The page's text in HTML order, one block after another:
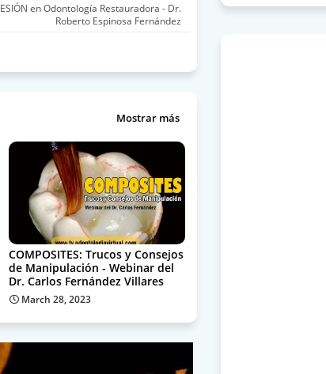
en Odontología Restauradora - Dr.
Roberto Espinosa Fernández
Mostrar más
COMPOSITES: Trucos y Consejos
de Manipulación - Webinar del
Dr. Carlos Fernández Villares
March 28, 2023